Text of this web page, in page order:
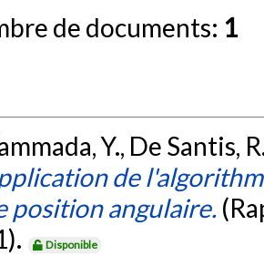
de documents: 1
Y., De Santis,
de
position angulaire.
Disponible